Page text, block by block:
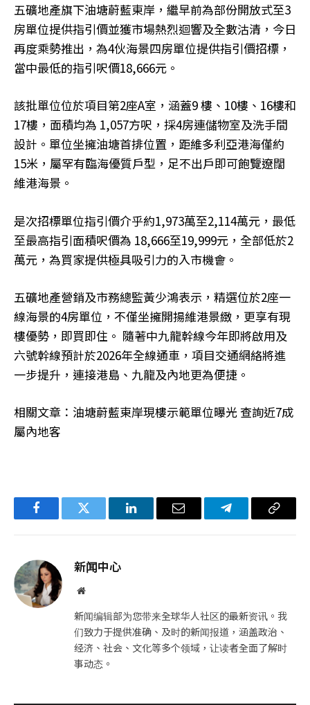
五礦地產旗下油塘蔚藍東岸，繼早前為部份開放式至3
房單位提供指引價並獲市場熱烈迴響及全數沽清，今日
再度乘勢推出，為4伙海景四房單位提供指引價招標，
當中最低的指引呎價18,666元。
該批單位位於項目第2座A室，涵蓋9 樓、10樓、16樓和
17樓，面積均為 1,057方呎，採4房連儲物室及洗手間
設計。單位坐擁油塘首排位置，距維多利亞港海僅約
15米，屬罕有臨海優質戶型，足不出戶即可飽覽遼闊
維港海景。
是次招標單位指引價介乎約1,973萬至2,114萬元，最低
至最高指引面積呎價為 18,666至19,999元，全部低於2
萬元，為買家提供極具吸引力的入市機會。
五礦地產營銷及市務總監黃少鴻表示，精選位於2座一
線海景的4房單位，不僅坐擁開揚維港景緻，更享有現
樓優勢，即買即住。 隨著中九龍幹線今年即將啟用及
六號幹線預計於2026年全線通車，項目交通網絡將進
一步提升，連接港島、九龍及內地更為便捷。
相關文章：油塘蔚藍東岸現樓示範單位曝光 查詢近7成
屬內地客
FacebookTwitter LinkedIn电
Telegram复
新闻中心
网
新闻编辑部为您带来全球华人社区的最新资讯。我
们致力于提供准确、及时的新闻报道，涵盖政治、
经济、社会、文化等多个领域，让读者全面了解时
事动态。